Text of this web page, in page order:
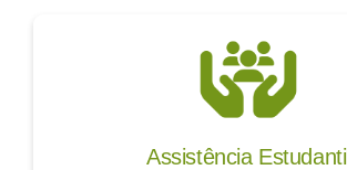
Assistência Estudantil